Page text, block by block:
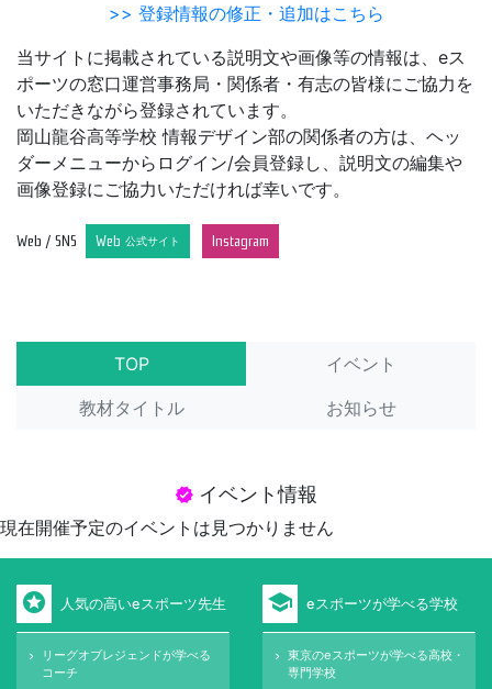
>> 登録情報の修正・追加はこちら
当サイトに掲載されている説明文や画像等の情報は、eス
ポーツの窓口運営事務局・関係者・有志の皆様にご協力を
いただきながら登録されています。
岡山龍谷高等学校 情報デザイン部の関係者の方は、ヘッ
ダーメニューからログイン/会員登録し、説明文の編集や
画像登録にご協力いただければ幸いです。
Web / SNS Web 公式サイト Instagram
TOP
イベント
教材タイトル
お知らせ
verified イベント情報
現在開催予定のイベントは見つかりません
stars 人気の高いeスポーツ先生
keyboard_arrow_right
リーグオブレジェンドが学べる
コーチ
school eスポーツが学べる学校
keyboard_arrow_right
東京のeスポーツが学べる高校・
専門学校